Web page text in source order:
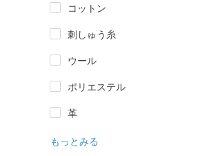
コットン
刺しゅう糸
ウール
ポリエステル
革
もっとみる